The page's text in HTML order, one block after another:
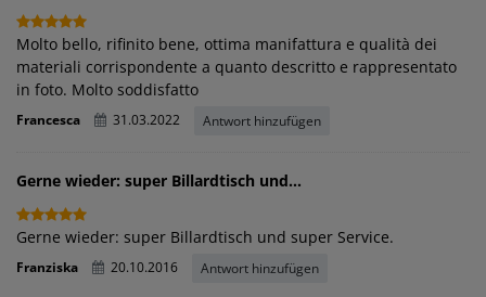
Molto bello, rifinito bene, ottima manifattura e qualità dei
materiali corrispondente a quanto descritto e rappresentato
in foto. Molto soddisfatto
Francesca 31.03.2022 Antwort hinzufügen
Gerne wieder: super Billardtisch und...
Gerne wieder: super Billardtisch und super Service.
Franziska 20.10.2016 Antwort hinzufügen